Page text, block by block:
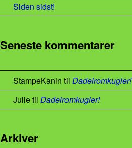
Siden sidst!
Seneste kommentarer
StampeKanin til Dadelromkugler!
Julietil Dadelromkugler!
Arkiver